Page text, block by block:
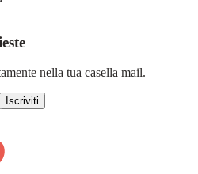
nella tua casella mail.
Iscriviti